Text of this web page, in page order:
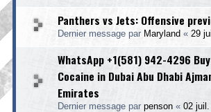
Panthers vs Jets: Offensive
Dernier message par Maryland « 29
WhatsApp +1(581) 942-4296
Cocaine in Dubai Abu Dhabi
Emirates
Dernier message par penson « 02